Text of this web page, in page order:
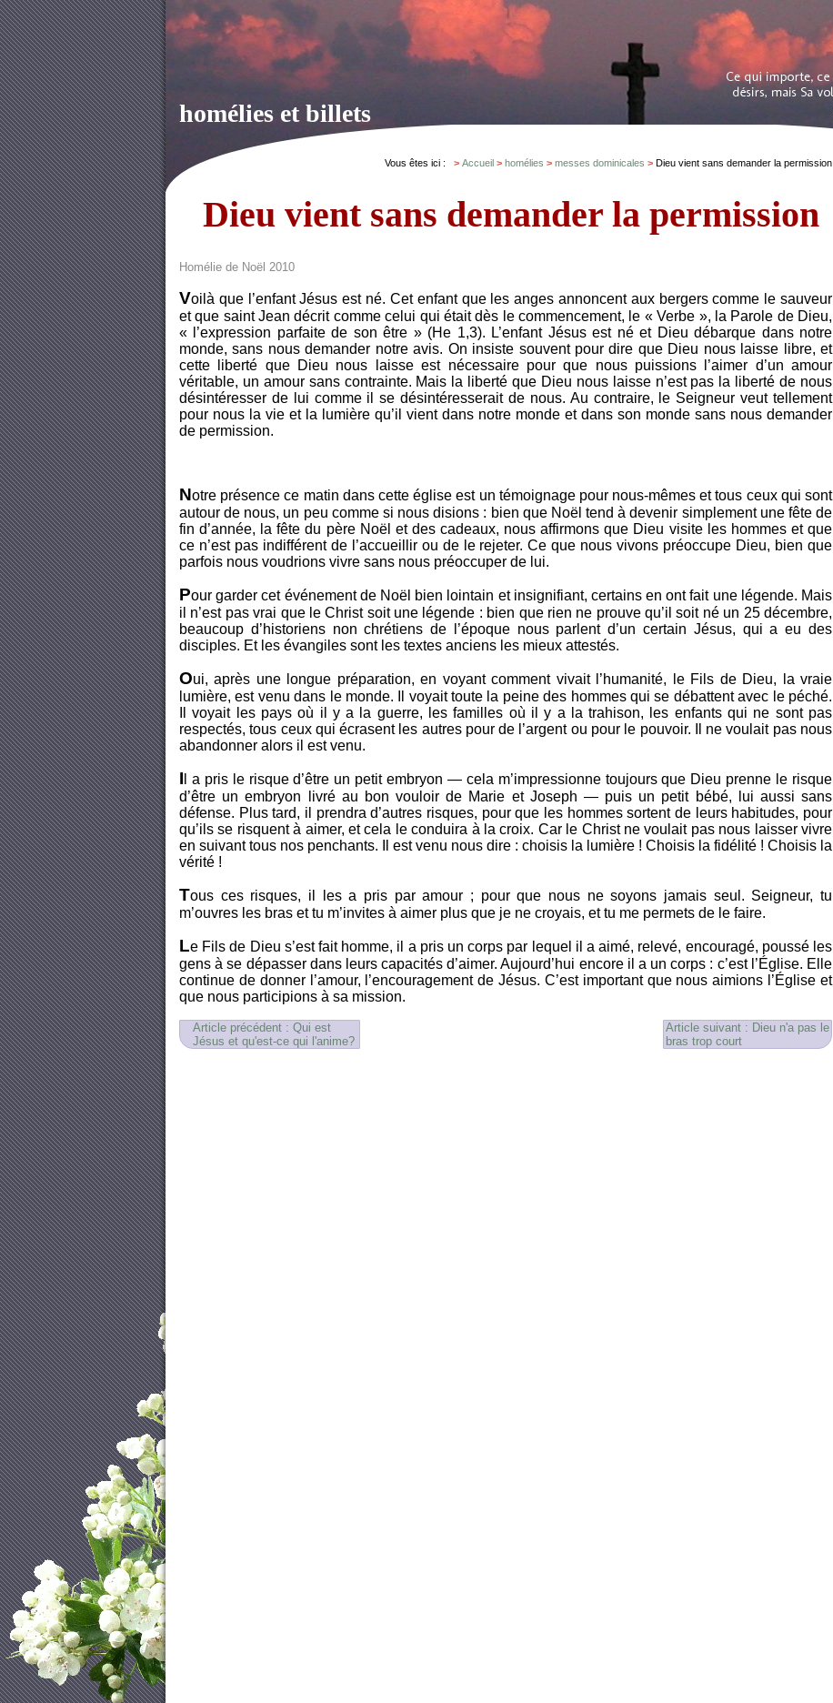
homélies et billets
Vous êtes ici : Accueil homélies messes dominicales Dieu vient sans demander la permission
Dieu vient sans demander la permission
Homélie de Noël 2010
Voilà que l’enfant Jésus est né. Cet enfant que les anges annoncent aux bergers comme le sauveur
et que saint Jean décrit comme celui qui était dès le commencement, le « Verbe », la Parole de Dieu,
« l’expression parfaite de son être » (He 1,3). L’enfant Jésus est né et Dieu débarque dans notre
monde, sans nous demander notre avis. On insiste souvent pour dire que Dieu nous laisse libre, et
cette liberté que Dieu nous laisse est nécessaire pour que nous puissions l’aimer d’un amour
véritable, un amour sans contrainte. Mais la liberté que Dieu nous laisse n’est pas la liberté de nous
désintéresser de lui comme il se désintéresserait de nous. Au contraire, le Seigneur veut tellement
pour nous la vie et la lumière qu’il vient dans notre monde et dans son monde sans nous demander
de permission.
Notre présence ce matin dans cette église est un témoignage pour nous-mêmes et tous ceux qui sont
autour de nous, un peu comme si nous disions : bien que Noël tend à devenir simplement une fête de
fin d’année, la fête du père Noël et des cadeaux, nous affirmons que Dieu visite les hommes et que
ce n’est pas indifférent de l’accueillir ou de le rejeter. Ce que nous vivons préoccupe Dieu, bien que
parfois nous voudrions vivre sans nous préoccuper de lui.
Pour garder cet événement de Noël bien lointain et insignifiant, certains en ont fait une légende. Mais
il n’est pas vrai que le Christ soit une légende : bien que rien ne prouve qu’il soit né un 25 décembre,
beaucoup d’historiens non chrétiens de l’époque nous parlent d’un certain Jésus, qui a eu des
disciples. Et les évangiles sont les textes anciens les mieux attestés.
Oui, après une longue préparation, en voyant comment vivait l’humanité, le Fils de Dieu, la vraie
lumière, est venu dans le monde. Il voyait toute la peine des hommes qui se débattent avec le péché.
Il voyait les pays où il y a la guerre, les familles où il y a la trahison, les enfants qui ne sont pas
respectés, tous ceux qui écrasent les autres pour de l’argent ou pour le pouvoir. Il ne voulait pas nous
abandonner alors il est venu.
I l a pris le risque d’être un petit embryon — cela m’impressionne toujours que Dieu prenne le risque
d’être un embryon livré au bon vouloir de Marie et Joseph — puis un petit bébé, lui aussi sans
défense. Plus tard, il prendra d’autres risques, pour que les hommes sortent de leurs habitudes, pour
qu’ils se risquent à aimer, et cela le conduira à la croix. Car le Christ ne voulait pas nous laisser vivre
en suivant tous nos penchants. Il est venu nous dire : choisis la lumière ! Choisis la fidélité ! Choisis la
vérité !
Tous ces risques, il les a pris par amour ; pour que nous ne soyons jamais seul. Seigneur, tu
m’ouvres les bras et tu m’invites à aimer plus que je ne croyais, et tu me permets de le faire.
Le Fils de Dieu s’est fait homme, il a pris un corps par lequel il a aimé, relevé, encouragé, poussé les
gens à se dépasser dans leurs capacités d’aimer. Aujourd’hui encore il a un corps : c’est l’Église. Elle
continue de donner l’amour, l’encouragement de Jésus. C’est important que nous aimions l’Église et
que nous participions à sa mission.
Article précédent : Qui est
Jésus et qu'est-ce qui l'anime?
Article suivant : Dieu n'a pas le
bras trop court